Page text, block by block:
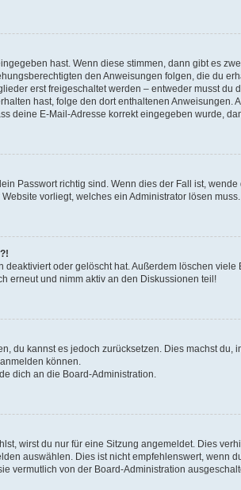
hast. Wenn diese stimmen, dann gibt es
den Anweisungen folgen, die du
erst freigeschaltet werden – entweder musst du
hast, folge den dort enthaltenen
deine E-Mail-Adresse korrekt eingegeben wurde,
Passwort richtig sind. Wenn dies der Fall ist,
vorliegt, welches ein Administrator lösen muss.
oder gelöscht hat. Außerdem löschen
erneut und nimm aktiv an den Diskussionen teil!
du kannst es jedoch zurücksetzen. Dies machst du,
können.
dich an die Board-Administration.
wirst du nur für eine Sitzung angemeldet. Dies
auswählen. Dies ist nicht empfehlenswert, wenn
vermutlich von der Board-Administration